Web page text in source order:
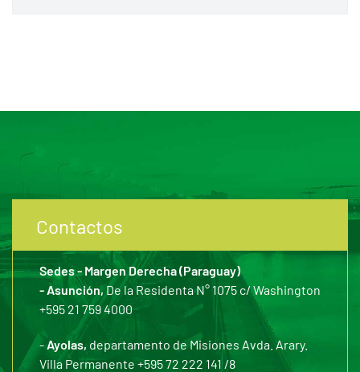
Contactos
Sedes - Margen Derecha (Paraguay)
- Asunción,De la Residenta N° 1075 c/ Washington
+595 21 759 4000
-Ayolas, departamento de Misiones Avda. Arary.
Villa Permanente +595 72 222 141 /8